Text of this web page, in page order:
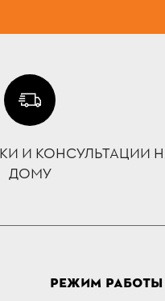
И КОНСУЛЬТАЦИИ
ДОМУ
РЕЖИМ РАБОТЫ